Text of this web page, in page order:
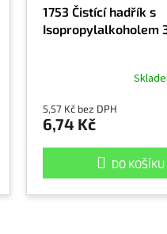
1753 Čistící hadřík s
Isopropylalkoholem
5,57 Kč bez DPH
6,74 Kč
DO KOŠÍKU